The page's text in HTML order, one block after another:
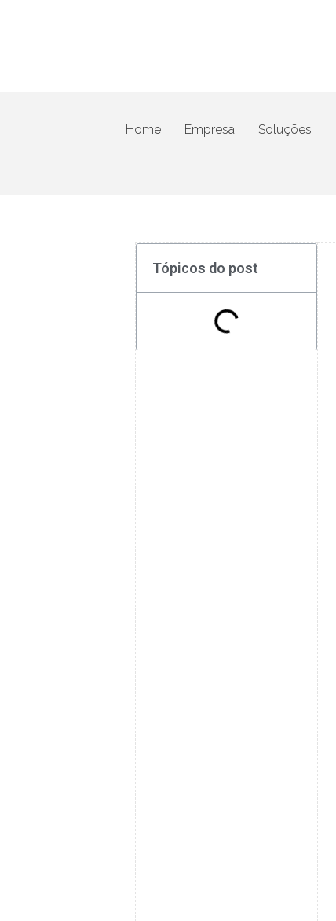
Home Empresa Soluções
Tópicos do post